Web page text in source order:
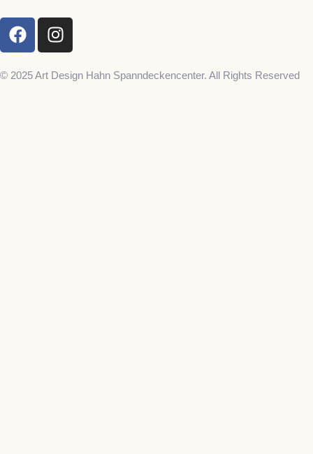
© 2025 Art Design Hahn Spanndeckencenter. All Rights Reserved